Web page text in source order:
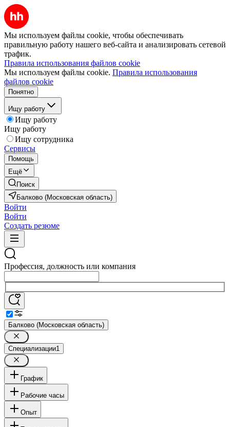
Мы используем файлы cookie, чтобы обеспечивать
правильную работу нашего веб-сайта и анализировать сетевой
трафик.
Правила использования файлов cookie
Мы используем файлы cookie. Правила использования
файлов cookie
Понятно
Ищу работу
Ищу работу
Ищу работу
Ищу сотрудника
Сервисы
Помощь
Ещё
Поиск
Балково (Московская область)
Войти
Войти
Создать резюме
Профессия, должность или компания
Балково (Московская область)
Специализации1
График
Рабочие часы
Опыт